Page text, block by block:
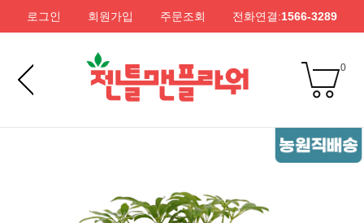
로그인 회원가입 주문조회 전화연결:1566-3289
0